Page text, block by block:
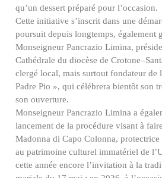
qu’un dessert préparé pour l’occasion.
Cette initiative s’inscrit dans une
poursuit depuis longtemps, également
Monseigneur Pancrazio Limina,
Cathédrale du diocèse de
clergé local, mais surtout fondateur de
Padre Pio », qui célébrera bientôt son
son ouverture.
Monseigneur Pancrazio Limina a
lancement de la procédure visant à
Madonna di Capo Colonna,
au patrimoine culturel immatériel de
cette année encore l’invitation à la